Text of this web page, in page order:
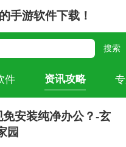
手游软件下载！
件 资讯攻略
安装纯净办公？-玄
园